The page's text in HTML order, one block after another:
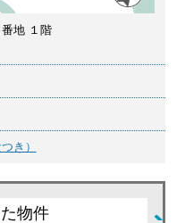
地 １階
き）
物件